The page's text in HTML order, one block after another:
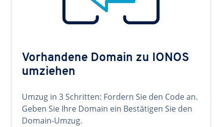
Vorhandene Domain zu IONOS
umziehen
Umzug in 3 Schritten: Fordern Sie den Code an.
Geben Sie Ihre Domain ein Bestätigen Sie den
Domain-Umzug.